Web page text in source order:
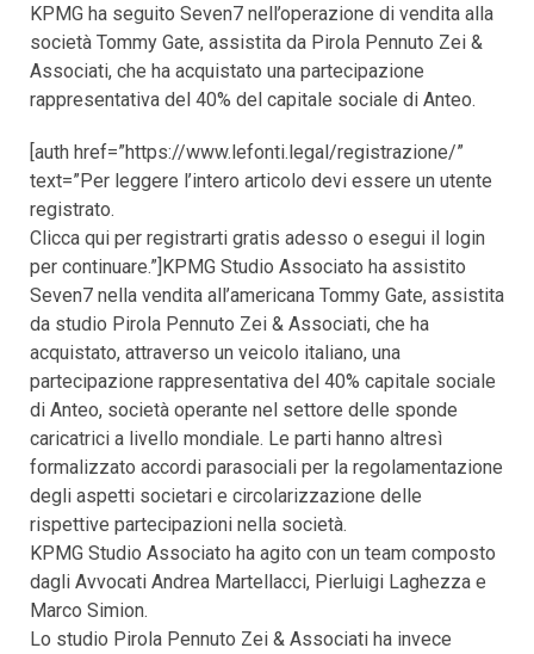
KPMG ha seguito Seven7 nell’operazione di vendita alla
società Tommy Gate, assistita da Pirola Pennuto Zei &
Associati, che ha acquistato una partecipazione
rappresentativa del 40% del capitale sociale di Anteo.
[auth href=”https://www.lefonti.legal/registrazione/”
text=”Per leggere l’intero articolo devi essere un utente
registrato.
Clicca qui per registrarti gratis adesso o esegui il login
per continuare.”]KPMG Studio Associato ha assistito
Seven7 nella vendita all’americana Tommy Gate, assistita
da studio Pirola Pennuto Zei & Associati, che ha
acquistato, attraverso un veicolo italiano, una
partecipazione rappresentativa del 40% capitale sociale
di Anteo, società operante nel settore delle sponde
caricatrici a livello mondiale. Le parti hanno altresì
formalizzato accordi parasociali per la regolamentazione
degli aspetti societari e circolarizzazione delle
rispettive partecipazioni nella società.
KPMG Studio Associato ha agito con un team composto
dagli Avvocati Andrea Martellacci, Pierluigi Laghezza e
Marco Simion.
Lo studio Pirola Pennuto Zei & Associati ha invece